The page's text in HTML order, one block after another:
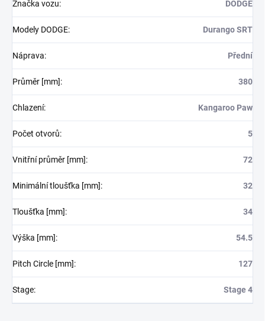
Značka vozu: DODGE
Modely DODGE: Durango SRT
Náprava: Přední
Průměr [mm]: 380
Chlazení: Kangaroo Paw
Počet otvorů: 5
Vnitřní průměr [mm]: 72
Minimální tloušťka [mm]: 32
Tloušťka [mm]: 34
Výška [mm]: 54.5
Pitch Circle [mm]: 127
Stage: Stage 4